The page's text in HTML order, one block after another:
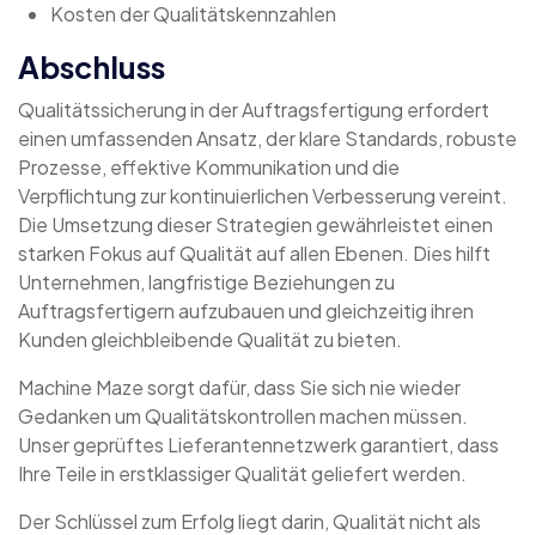
Kosten der Qualitätskennzahlen
Abschluss
Qualitätssicherung in der Auftragsfertigung erfordert
einen umfassenden Ansatz, der klare Standards, robuste
Prozesse, effektive Kommunikation und die
Verpflichtung zur kontinuierlichen Verbesserung vereint.
Die Umsetzung dieser Strategien gewährleistet einen
starken Fokus auf Qualität auf allen Ebenen. Dies hilft
Unternehmen, langfristige Beziehungen zu
Auftragsfertigern aufzubauen und gleichzeitig ihren
Kunden gleichbleibende Qualität zu bieten.
Machine Maze sorgt dafür, dass Sie sich nie wieder
Gedanken um Qualitätskontrollen machen müssen.
Unser geprüftes Lieferantennetzwerk garantiert, dass
Ihre Teile in erstklassiger Qualität geliefert werden.
Der Schlüssel zum Erfolg liegt darin, Qualität nicht als